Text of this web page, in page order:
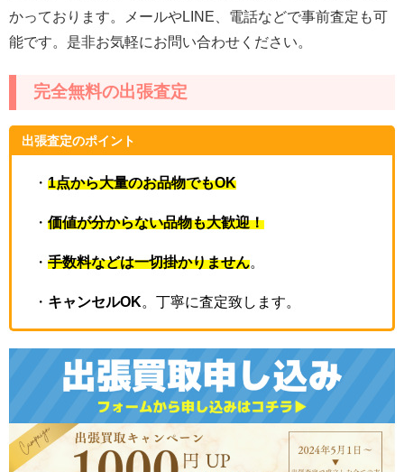
かっております。メールやLINE、電話などで事前査定も可
能です。是非お気軽にお問い合わせください。
完全無料の出張査定
出張査定のポイント
・ 1点から大量のお品物でもOK
・ 価値が分からない品物も大歓迎！
・ 手数料などは一切掛かりません
・ キャンセルOK 。丁寧に査定致します。